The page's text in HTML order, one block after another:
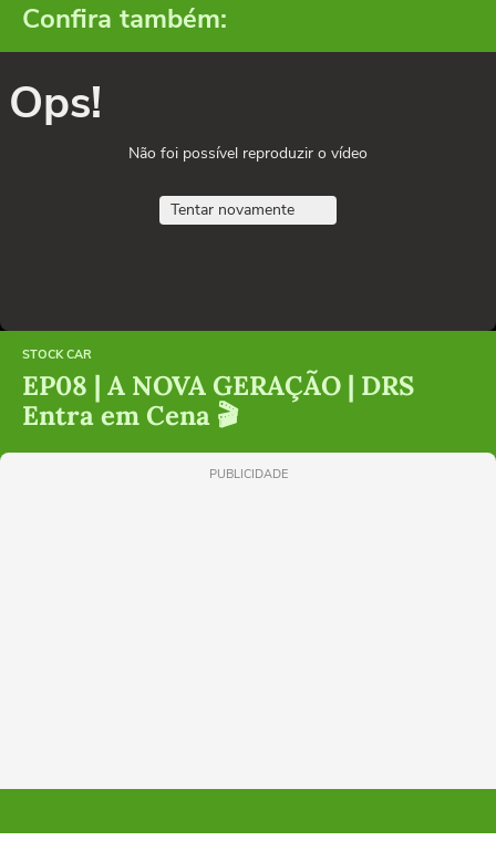
Confira também:
Ops!
Não foi possível reproduzir o vídeo
Tentar novamente
STOCK CAR
EP08 | A NOVA GERAÇÃO | DRS
Entra em Cena 🎬
PUBLICIDADE